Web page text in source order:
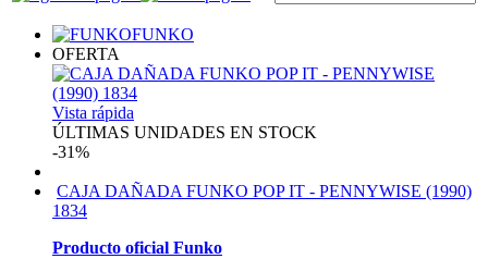
FUNKO
OFERTA
Vista rápida
ÚLTIMAS UNIDADES EN STOCK
-31%
CAJA DAÑADA FUNKO POP IT - PENNYWISE (1990)
1834
Producto oficial Funko